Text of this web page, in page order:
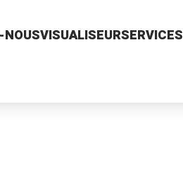
VISUALISEURSERVICES